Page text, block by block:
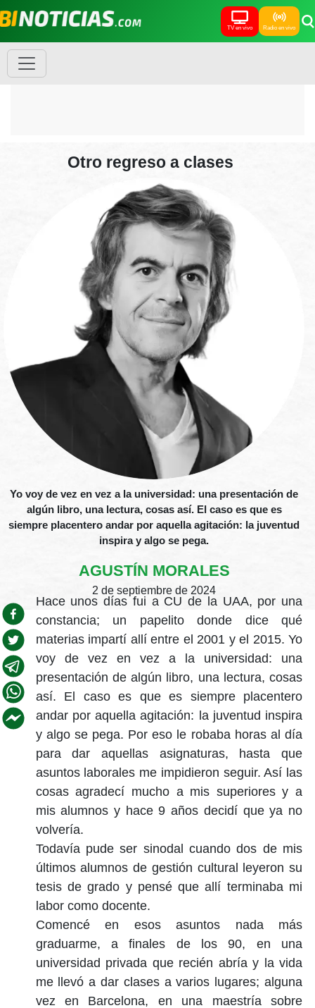
TV en vivo Radio en vivo
Otro regreso a clases
Yo voy de vez en vez a la universidad: una presentación de
algún libro, una lectura, cosas así. El caso es que es
siempre placentero andar por aquella agitación: la juventud
inspira y algo se pega.
AGUSTÍN MORALES
2 de septiembre de 2024
Hace unos días fui a CU de la UAA, por una
constancia; un papelito donde dice qué
materias impartí allí entre el 2001 y el 2015. Yo
voy de vez en vez a la universidad: una
presentación de algún libro, una lectura, cosas
así. El caso es que es siempre placentero
andar por aquella agitación: la juventud inspira
y algo se pega. Por eso le robaba horas al día
para dar aquellas asignaturas, hasta que
asuntos laborales me impidieron seguir. Así las
cosas agradecí mucho a mis superiores y a
mis alumnos y hace 9 años decidí que ya no
volvería.
Todavía pude ser sinodal cuando dos de mis
últimos alumnos de gestión cultural leyeron su
tesis de grado y pensé que allí terminaba mi
labor como docente.
Comencé en esos asuntos nada más
graduarme, a finales de los 90, en una
universidad privada que recién abría y la vida
me llevó a dar clases a varios lugares; alguna
vez en Barcelona, en una maestría sobre